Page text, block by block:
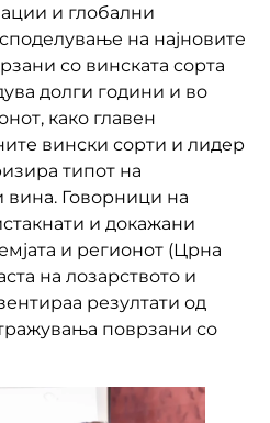
и глобални
на најновите
со винската сорта
долги години и во
како главен
вински сорти и лидер
типот на
вина. Говорници на
и докажани
и регионот (Црна
на лозарството и
резултати од
поврзани со